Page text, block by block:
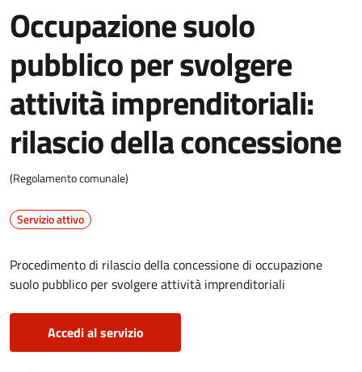
Occupazione suolo
pubblico per svolgere
attività imprenditoriali:
rilascio della concessione
(Regolamento comunale)
Servizio attivo
Procedimento di rilascio della concessione di occupazione
suolo pubblico per svolgere attività imprenditoriali
Accedi al servizio